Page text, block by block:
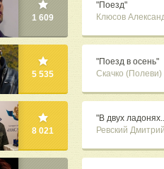
1 609
5 535
8 021
"Поезд"
Клюсов
"Поезд в осень"
Скачко
"В двух
Ревский